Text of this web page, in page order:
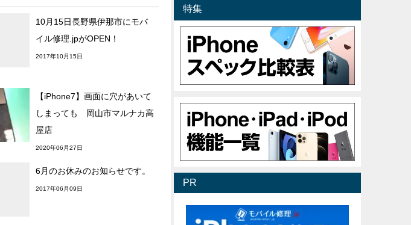
10月15日長野県伊那市にモバ
イル修理.jpがOPEN！
2017年10月15日
【iPhone7】画面に穴があいて
しまっても 岡山市マルナカ高
屋店
2020年06月27日
6月のお休みのお知らせです。
2017年06月09日
特集
PR